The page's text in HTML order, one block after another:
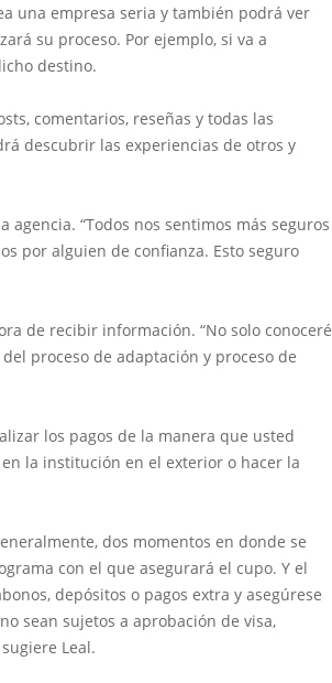
una empresa seria y también podrá ver
su proceso. Por ejemplo, si va a
destino.
comentarios, reseñas y todas las
descubrir las experiencias de otros y
“Todos nos sentimos más seguros
por alguien de confianza. Esto seguro
de recibir información. “No solo conoceré
proceso de adaptación y proceso de
los pagos de la manera que usted
la institución en el exterior o hacer la
dos momentos en donde se
con el que asegurará el cupo. Y el
depósitos o pagos extra y asegúrese
sean sujetos a aprobación de visa,
Leal.